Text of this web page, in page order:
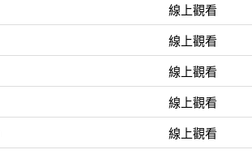
線上觀看
線上觀看
線上觀看
線上觀看
線上觀看